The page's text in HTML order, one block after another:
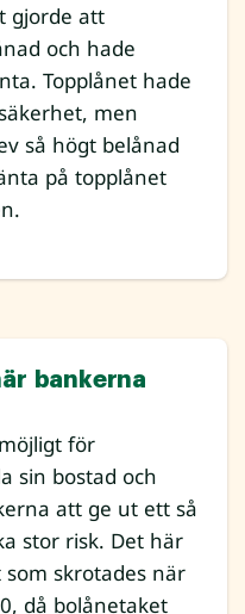
gjorde att
och hade
Topplånet hade
men
så högt belånad
på topplånet
bankerna
för
sin bostad och
att ge ut ett så
stor risk. Det här
skrotades när
då bolånetaket